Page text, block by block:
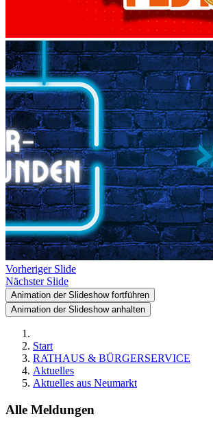
Vorheriger Slide
Nächster Slide
Animation der Slideshow fortführen
Animation der Slideshow anhalten
Start
RATHAUS & BÜRGERSERVICE
Aktuelles
Aktuelles aus Neumarkt
Alle Meldungen